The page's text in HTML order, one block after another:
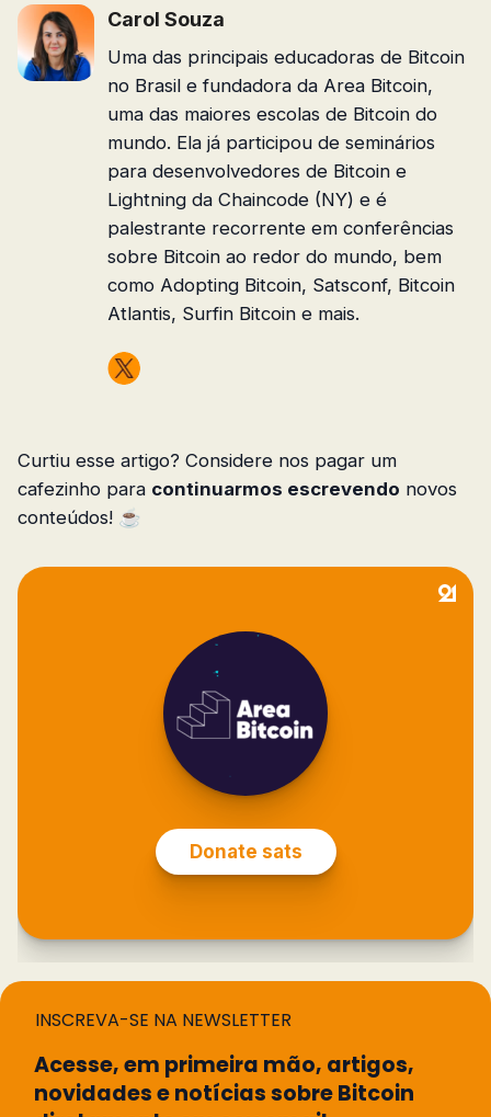
Carol Souza
Uma das principais educadoras de Bitcoin
no Brasil e fundadora da Area Bitcoin,
uma das maiores escolas de Bitcoin do
mundo. Ela já participou de seminários
para desenvolvedores de Bitcoin e
Lightning da Chaincode (NY) e é
palestrante recorrente em conferências
sobre Bitcoin ao redor do mundo, bem
como Adopting Bitcoin, Satsconf, Bitcoin
Atlantis, Surfin Bitcoin e mais.
Curtiu esse artigo? Considere nos pagar um
cafezinho para continuarmos escrevendo novos
conteúdos! ☕
INSCREVA-SE NA NEWSLETTER
Acesse, em primeira mão, artigos,
novidades e notícias sobre Bitcoin